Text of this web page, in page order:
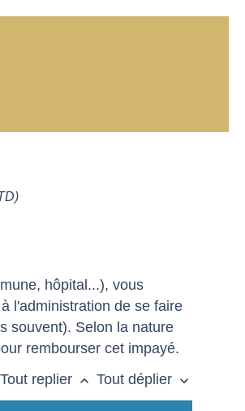
hôpital...), vous
l'administration de se faire
souvent). Selon la nature
rembourser cet impayé.
Tout replier keyboard_arrow_up Tout déplier keyboard_arrow_down